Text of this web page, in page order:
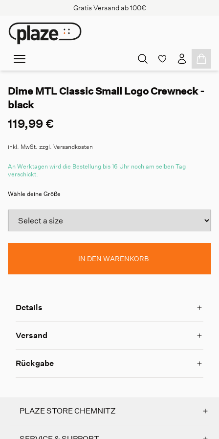
Gratis Versand ab 100€
Dime MTL Classic Small Logo Crewneck -
black
119,99 €
inkl. MwSt. zzgl. Versandkosten
An Werktagen wird die Bestellung bis 16 Uhr noch am selben Tag
verschickt.
Wähle deine Größe
IN DEN WARENKORB
Details
Versand
Rückgabe
PLAZE STORE CHEMNITZ